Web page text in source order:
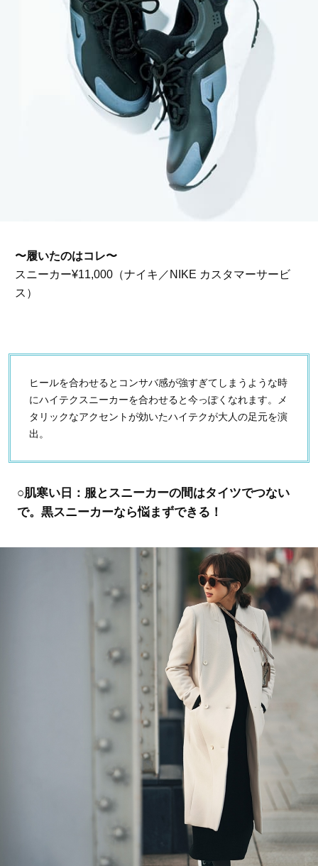
〜履いたのはコレ〜
スニーカー¥11,000（ナイキ／NIKE カスタマーサービ
ス）
ヒールを合わせるとコンサバ感が強すぎてしまうような時
にハイテクスニーカーを合わせると今っぽくなれます。メ
タリックなアクセントが効いたハイテクが大人の足元を演
出。
○肌寒い日：服とスニーカーの間はタイツでつない
で。黒スニーカーなら悩まずできる！